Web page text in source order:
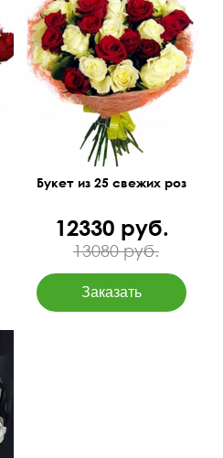
Премиум сорта
60 см
40 см
Букет из 25 свежих роз
12330 руб.
13080 руб.